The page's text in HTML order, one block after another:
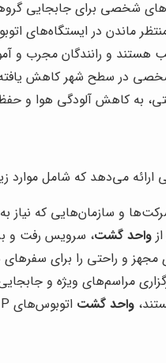
شخصی برای جابجایی
ماندن در ایستگاه‌های
هستند و رانندگان مجرب و
در سطح شهر کاهش یافته
به کاهش آلودگی هوا
ارائه می‌دهد که شامل موارد
و سازمان‌هایی که نیاز
واحد گشت، سرویس رفت و
مجهز و راحتی را برای
مراسم‌های ویژه و
واحد گشت اتوبوس‌های VIP با امکانات ویژه را ارائه می‌دهد.